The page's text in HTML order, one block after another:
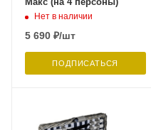
Нет в наличии
5 690 ₽/шт
ПОДПИСАТЬСЯ